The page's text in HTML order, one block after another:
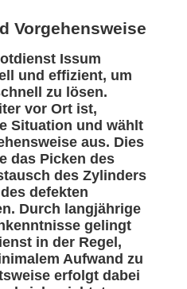
Vorgehensweise
Issum
und effizient, um
zu lösen.
vor Ort ist,
Situation und wählt
aus. Dies
das Picken des
des Zylinders
defekten
Durch langjährige
gelingt
in der Regel,
Aufwand zu
erfolgt dabei